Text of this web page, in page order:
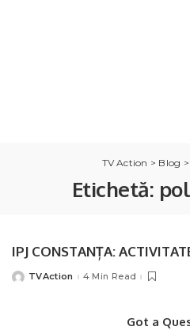
TV Action > Blog >
Etichetă:
IPJ CONSTANȚA:
PostedTVAction 4 Min Read
Got a